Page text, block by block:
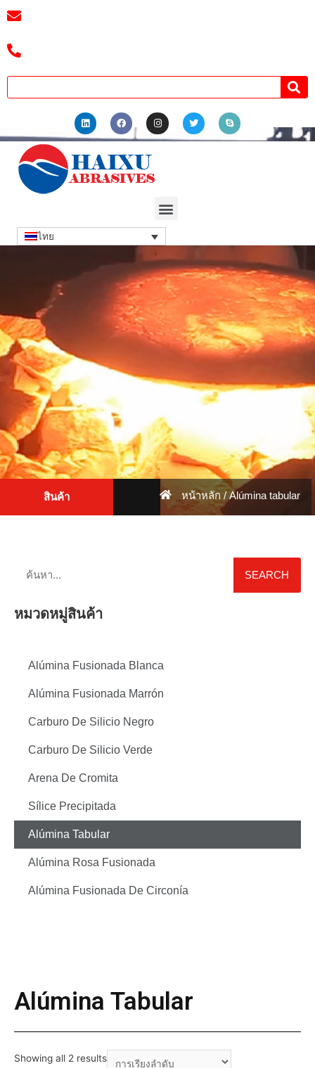
ไทย
สินค้า หน้าหลัก/ Alúmina tabular
SEARCH
หมวดหมู่สินค้า
Alúmina Fusionada Blanca
Alúmina Fusionada Marrón
Carburo De Silicio Negro
Carburo De Silicio Verde
Arena De Cromita
Sílice Precipitada
Alúmina Tabular
Alúmina Rosa Fusionada
Alúmina Fusionada De Circonía
Alúmina Tabular
Showing all 2 results